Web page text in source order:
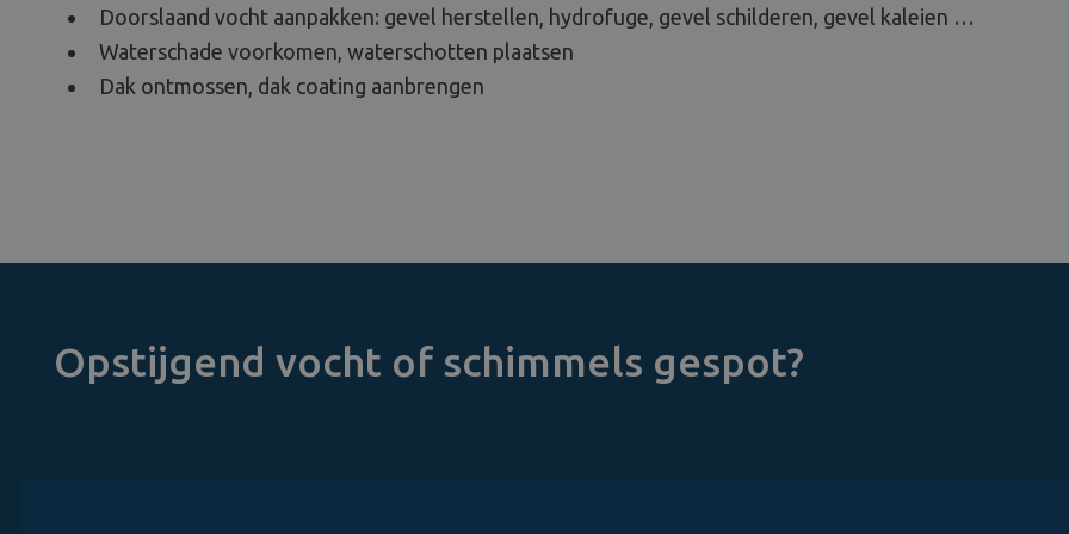
Doorslaand vocht aanpakken: gevel herstellen, hydrofuge, gevel schilderen, gevel kaleien …
Waterschade voorkomen, waterschotten plaatsen
Dak ontmossen, dak coating aanbrengen
Opstijgend vocht of schimmels gespot?